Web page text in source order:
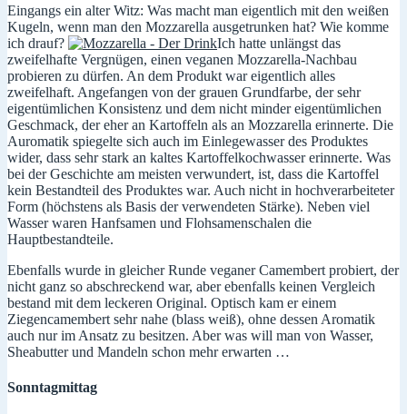
Eingangs ein alter Witz: Was macht man eigentlich mit den weißen
Kugeln, wenn man den Mozzarella ausgetrunken hat? Wie komme
ich drauf?
Ich hatte unlängst das
zweifelhafte Vergnügen, einen veganen Mozzarella-Nachbau
probieren zu dürfen. An dem Produkt war eigentlich alles
zweifelhaft. Angefangen von der grauen Grundfarbe, der sehr
eigentümlichen Konsistenz und dem nicht minder eigentümlichen
Geschmack, der eher an Kartoffeln als an Mozzarella erinnerte. Die
Auromatik spiegelte sich auch im Einlegewasser des Produktes
wider, dass sehr stark an kaltes Kartoffelkochwasser erinnerte. Was
bei der Geschichte am meisten verwundert, ist, dass die Kartoffel
kein Bestandteil des Produktes war. Auch nicht in hochverarbeiteter
Form (höchstens als Basis der verwendeten Stärke). Neben viel
Wasser waren Hanfsamen und Flohsamenschalen die
Hauptbestandteile.
Ebenfalls wurde in gleicher Runde veganer Camembert probiert, der
nicht ganz so abschreckend war, aber ebenfalls keinen Vergleich
bestand mit dem leckeren Original. Optisch kam er einem
Ziegencamembert sehr nahe (blass weiß), ohne dessen Aromatik
auch nur im Ansatz zu besitzen. Aber was will man von Wasser,
Sheabutter und Mandeln schon mehr erwarten …
Sonntagmittag